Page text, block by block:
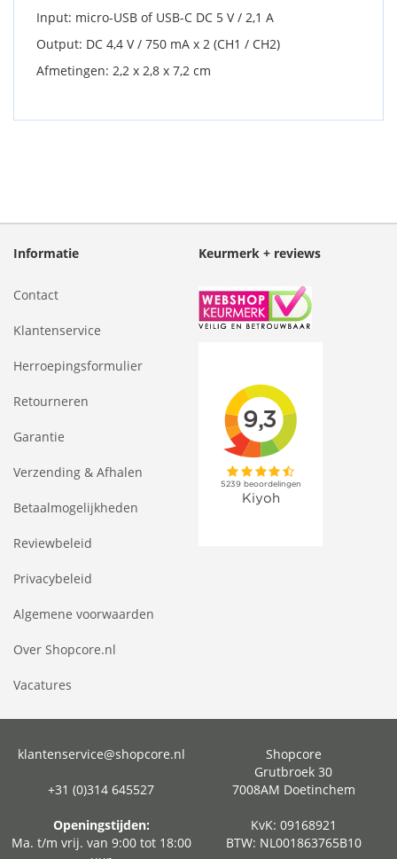
Input: micro-USB of USB-C DC 5 V / 2,1 A
Output: DC 4,4 V / 750 mA x 2 (CH1 / CH2)
Afmetingen: 2,2 x 2,8 x 7,2 cm
Informatie
Contact
Klantenservice
Herroepingsformulier
Retourneren
Garantie
Verzending & Afhalen
Betaalmogelijkheden
Reviewbeleid
Privacybeleid
Algemene voorwaarden
Over Shopcore.nl
Vacatures
Keurmerk + reviews
klantenservice@shopcore.nl
+31 (0)314 645527
Openingstijden:
Ma. t/m vrij. van 9:00 tot 18:00
Shopcore
Grutbroek 30
7008AM Doetinchem
KvK: 09168921
BTW: NL001863765B10